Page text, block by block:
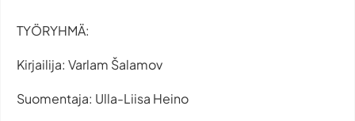
TYÖRYHMÄ:
Kirjailija: Varlam Šalamov
Suomentaja: Ulla-Liisa Heino